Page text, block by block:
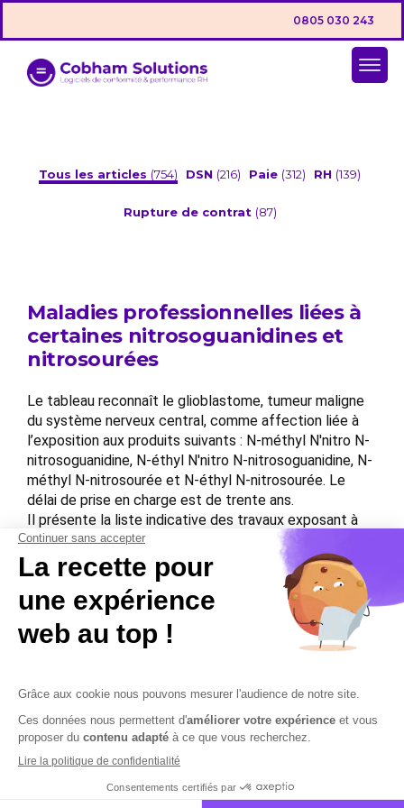
0805 030 243
Tous les articles (754) DSN (216) Paie (312) RH (139)
Rupture de contrat (87)
Maladies professionnelles liées à
certaines nitrosoguanidines et
nitrosourées
Le tableau reconnaît le glioblastome, tumeur maligne
du système nerveux central, comme affection liée à
l’exposition aux produits suivants : N-méthyl N′nitro N-
nitrosoguanidine, N-éthyl N′nitro N-nitrosoguanidine, N-
méthyl N-nitrosourée et N-éthyl N-nitrosourée. Le
délai de prise en charge est de trente ans.
Il présente la liste indicative des travaux exposant à
ce risque, à savoir la fabrication et le conditionnement
de ces substances, ainsi que leur utilisation dans les
laboratoires de génie génétique, de biologie cellulaire,
de recherche en mutagénèse ou en cancérologie.
Download the PDF file .
Contactez-nous Mentions légales
Plan du site
Sécurisation des données
Conditions Générales de Vente et d’Utilisation
Copyright © 2026 Cobham Solutions | Logiciel de conformité et